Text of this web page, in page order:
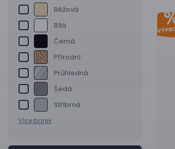
Béžová
Bílá
Černá
Přírodní
Průhledná
Šedá
Stříbrná
Více barev